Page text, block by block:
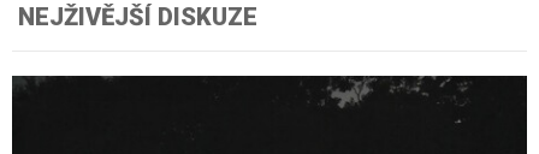
NEJŽIVĚJŠÍ DISKUZE